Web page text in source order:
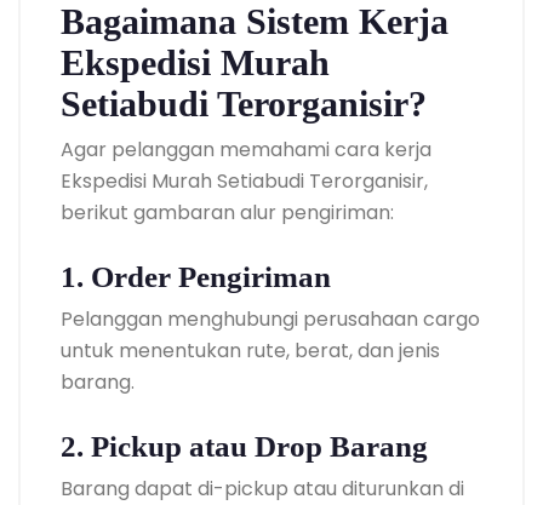
Bagaimana Sistem Kerja
Ekspedisi Murah
Setiabudi Terorganisir?
Agar pelanggan memahami cara kerja
Ekspedisi Murah Setiabudi Terorganisir,
berikut gambaran alur pengiriman:
1. Order Pengiriman
Pelanggan menghubungi perusahaan cargo
untuk menentukan rute, berat, dan jenis
barang.
2. Pickup atau Drop Barang
Barang dapat di-pickup atau diturunkan di